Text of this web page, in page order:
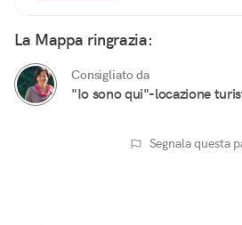
La Mappa ringrazia:
Consigliato da
"Io sono qui"-locazione
Segnala questa